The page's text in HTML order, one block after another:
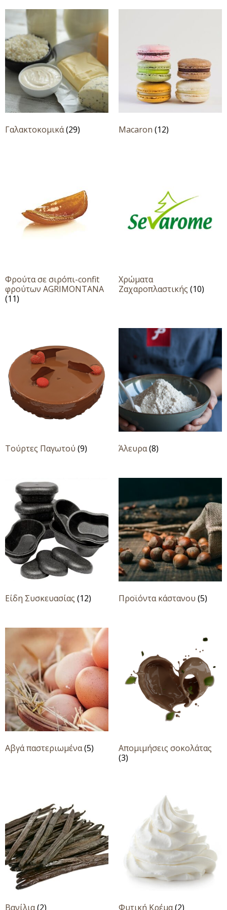
Γαλακτοκομικά(29) Macaron(12)
Φρούτα σε σιρόπι-confit
φρούτων AGRIMONTANA
(11)
Χρώματα
Ζαχαροπλαστικής (10)
Τούρτες Παγωτού (9) Άλευρα(8)
Είδη Συσκευασίας (12) Προϊόντα κάστανου (5)
Αβγά παστεριωμένα(5)
Απομιμήσεις σοκολάτας
(3)
Βανίλια(2) Φυτική Κρέμα(2)